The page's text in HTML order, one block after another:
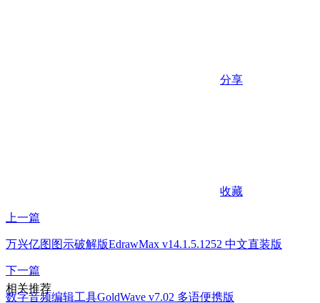
分享
收藏
上一篇
万兴亿图图示破解版EdrawMax v14.1.5.1252 中文直装版
下一篇
数字音频编辑工具GoldWave v7.02 多语便携版
相关推荐